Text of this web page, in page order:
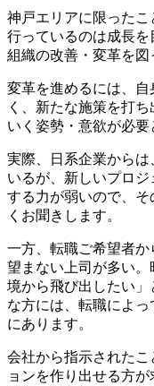
神戸エリアに限った
行っているのは成長
組織の改善・変革を図
変革を進めるには、
く、新たな施策を打
いく姿勢・意欲が必要
実際、日系企業から
いるが、新しいプロ
する力が弱いので、
くお聞きします。
一方、転職ご希望者
望まない上司が多い
境から飛び出したい」
な方には、転職によ
にあります。
会社から指示された
ョンを作り出せる方